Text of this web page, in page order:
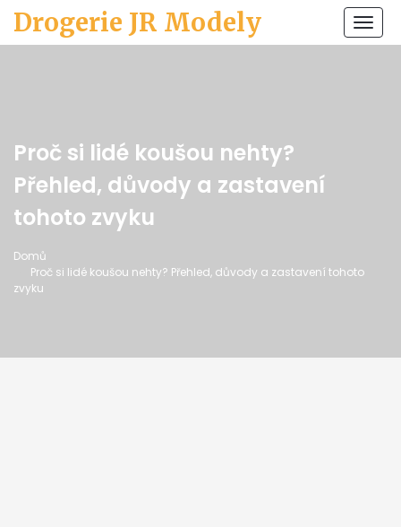
Drogerie JR Modely
Proč si lidé koušou nehty?
Přehled, důvody a zastavení
tohoto zvyku
Domů
Proč si lidé koušou nehty? Přehled, důvody a zastavení tohoto
zvyku